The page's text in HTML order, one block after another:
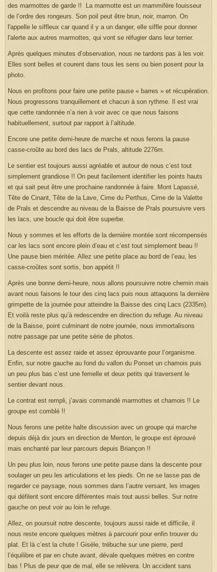
des marmottes de garde !! La marmotte est un mammifère fouisseur
de l’ordre des rongeurs. Son poil peut être brun, noir, marron. On
l'appelle le siffleux car quand il y a un danger, elle siffle pour donner
l'alerte aux autres marmottes, qui vont se réfugier dans leur terrier.
Après quelques minutes d’observation, nous ne tardons pas à les voir.
Elles sont belles et courent dans tous les sens ou bien posent pour la
photo.
Nous en profitons pour faire une petite pause « barres » et récupération.
Nous progressons tranquillement et chacun à son rythme. Il est vrai
que cette randonnée n’a rien à voir avec ce que nous faisons
habituellement, surtout par rapport à l’altitude.
Encore une petite demi-heure de marche et nous ferons la pause
casse-croûte au bord des lacs de Prals, altitude 2276m.
Le sentier est toujours aussi agréable et autour de nous c’est tout
simplement grandiose !! On peut facilement identifier les points hauts
et qui sait peut être une prochaine randonnée à faire. Mont Lapassé,
Tête de Cinant, Tête de la Lave, Cime du Perthus, Cime de la Valette
de Prals et descendre au niveau de la Baisse de Prals poursuivre vers
les lacs, une boucle qui doit être superbe.
Nous y sommes et les efforts de la dernière montée sont récompensés
car les lacs sont encore plein d’eau et c’est tout simplement beau !!
Une pause bien méritée. Allez une petite place au bord de l’eau, les
casse-croûtes sont sortis, bon appétit !!
Après une bonne demi-heure, nous allons poursuivre notre chemin mais
avant nous faisons le tour des cinq lacs puis nous attaquons la dernière
grimpette de la journée pour atteindre la Baisse des cinq Lacs (2335m).
Et voilà reste plus qu’à redescendre en direction du refuge. Au niveau
de la Baisse, point culminant de notre journée, nous immortalisons
notre passage par une petite série de photos.
La descente est assez raide et assez éprouvante pour l’organisme.
Enfin, sur notre gauche au fond du vallon du Ponset un chamois puis
un peu plus bas c’est une femelle et deux petits qui traversent le
sentier devant nous.
Le contrat est rempli, j’avais commandé marmottes et chamois !! Le
groupe est comblé !!
Nous ferons une petite halte discussion avec un groupe qui marche
depuis déjà dix jours en direction de Menton, le groupe est éprouvé
mais enchanté par leur parcours depuis Briançon !!
Un peu plus loin, nous ferons une petite pause dans la descente pour
soulager un peu les articulations et les pieds. On ne se lasse pas de
regarder ce paysage, nous sommes dans l’autre versant, les images
qui défilent sont encore différentes mais tout aussi belles. Sur notre
gauche on peut voir au loin le refuge.
Allez, on poursuit notre descente, toujours aussi raide et difficile, il
nous reste encore quelques mètres à parcourir pour enfin trouver du
plat. Et là c’est la chute ! Gisèle, trébuche sur une pierre, perd
l’équilibre et par en chute avant, dévale quelques mètres en contre
bas ! Plus de peur que de mal, elle se relèvera. Un accident sans